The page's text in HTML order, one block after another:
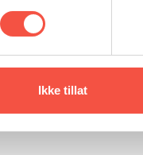
Ikke tillat